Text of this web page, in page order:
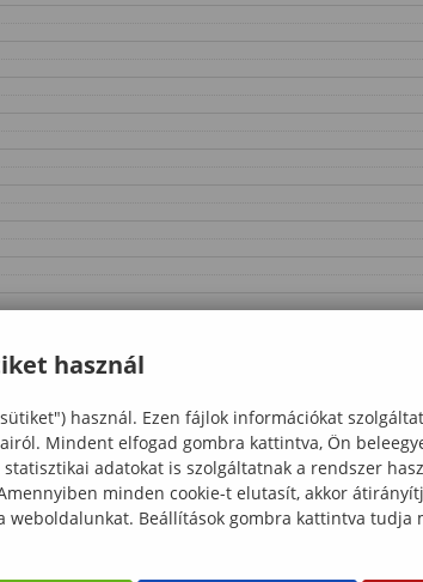
használ
használ. Ezen fájlok információkat
Mindent elfogad gombra kattintva, Ön
adatokat is szolgáltatnak a rendszer
minden cookie-t elutasít, akkor
Beállítások gombra kattintva tudja